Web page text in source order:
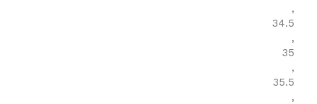
,
34.5
,
35
,
35.5
,